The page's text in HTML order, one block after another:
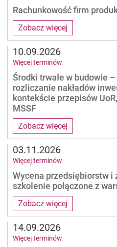
Zobacz więcej
Rachunkowość firm
Zobacz więcej
Środki trwałe w budowie
rozliczanie nakładów
kontekście przepisów
MSSF
10.09.2026
Więcej terminów
Zobacz więcej
Wycena przedsiębiorstw i
szkolenie połączone z
03.11.2026
Więcej terminów
14.09.2026
Więcej terminów